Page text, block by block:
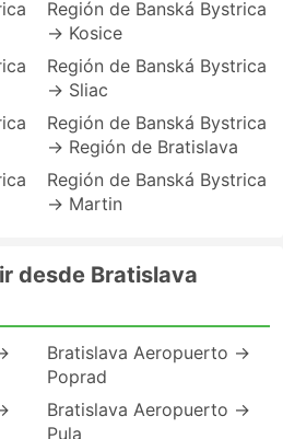
Región de Banská Bystrica
→ Kosice
Región de Banská Bystrica
→ Sliac
Región de Banská Bystrica
→ Región de Bratislava
Región de Banská Bystrica
→ Martin
desde Bratislava
Bratislava Aeropuerto →
Poprad
Bratislava Aeropuerto →
Pula